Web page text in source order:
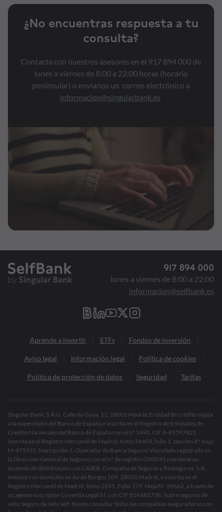
¿No encuentras respuesta a tu
consulta?
Contacta con nuestros asesores en el 917 894 000 de
lunes a viernes de 8:00 a 22:00 horas (horario
peninsular) o envíanos un correo electrónico a
informacion@singularbank.es
917 894 000
lunes a viernes de 8:00 a 22:00
informacion@selfbank.es
Aprende a invertir ETFs Fondos de inversión
Aviso legal Información legal Política de cookies
Política de protección de datos Seguridad Tarifas
Singular Bank, S.A.U. Calle de Goya, 11. 28001 Madrid.Entidad de crédito sujeta
a la supervisión del Banco de España e inscrita en el Registro de Entidades de
Crédito Nacionales del Banco de España con el nº 1490. CIF A-85597821
Inscrita en el Registro Mercantil de Madrid, tomo 26409, folio 1, sección 8ª, hoja
M-475925, Inscripción 1. Operador de Banca Seguros Vinculado registrado en
la Dirección General de Seguros con el nº de registro OV0091 mantiene un
acuerdo de distribución con CASER, Compañía de Seguros y Reaseguros, S.A.,
entidad con domicilio en Av de Burgos 109, 28050 Madrid, e inscrita en el
Registro Mercantil de Madrid, tomo 2245, Folio 179, Hoja M -39662, a través de
su agente suscriptor Coventia Legal S.l. con CIF B56685738. Sobre seguros de
vida: Seguro de vida Self. Puede consultar todas las compañías aseguradoras con